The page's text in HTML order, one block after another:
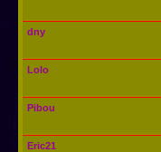
dny
Lolo
Pibou
Eric21